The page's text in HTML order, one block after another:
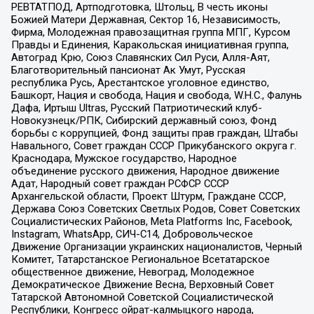
РЕВТАТПОД, Артподготовка, Штольц, В честь иконы
Божией Матери Державная, Сектор 16, Независимость,
Фирма, Молодежная правозащитная группа МПГ, Курсом
Правды и Единения, Каракольская инициативная группа,
Автоград Крю, Союз Славянских Сил Руси, Алля-Аят,
Благотворительный пансионат Ак Умут, Русская
республика Русь, Арестантское уголовное единство,
Башкорт, Нация и свобода, Нация и свобода, W.H.С., Фалунь
Дафа, Иртыш Ultras, Русский Патриотический клуб-
Новокузнецк/РПК, Сибирский державный союз, Фонд
борьбы с коррупцией, Фонд защиты прав граждан, Штабы
Навального, Совет граждан СССР Прикубанского округа г.
Краснодара, Мужское государство, Народное
объединение русского движения, Народное движение
Адат, Народный совет граждан РСФСР СССР
Архангельской области, Проект Штурм, Граждане СССР,
Держава Союз Советских Светлых Родов, Совет Советских
Социалистических Районов, Meta Platforms Inc, Facebook,
Instagram, WhatsApp, СИЧ-С14, Добровольческое
Движение Организации украинских националистов, Черный
Комитет, Татарстанское Региональное Всетатарское
общественное движение, Невоград, Молодежное
Демократическое Движение Весна, Верховный Совет
Татарской Автономной Советской Социалистической
Республики, Конгресс ойрат-калмыцкого народа,